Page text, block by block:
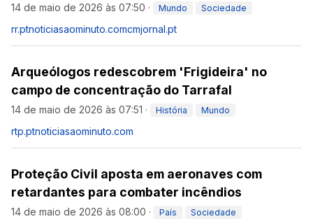
14 de maio de 2026 às 07:50 · Mundo Sociedade
rr.ptnoticiasaominuto.comcmjornal.pt
Arqueólogos redescobrem 'Frigideira' no
campo de concentração do Tarrafal
14 de maio de 2026 às 07:51 · História Mundo
rtp.ptnoticiasaominuto.com
Proteção Civil aposta em aeronaves com
retardantes para combater incêndios
14 de maio de 2026 às 08:00 · País Sociedade